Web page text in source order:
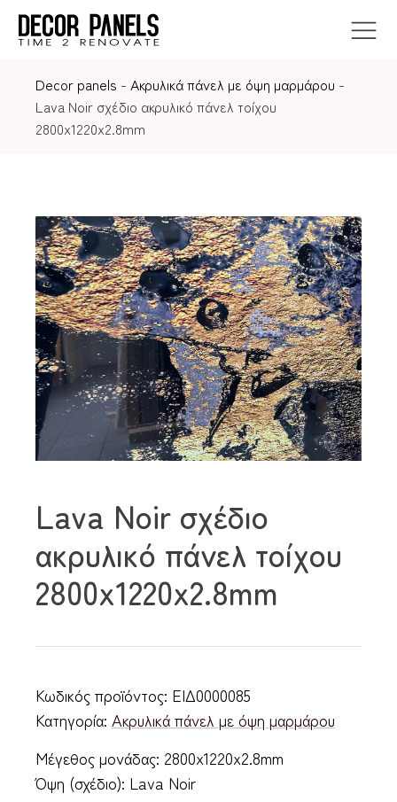
Decor panels - Ακρυλικά πάνελ με όψη μαρμάρου -
Lava Noir σχέδιο ακρυλικό πάνελ τοίχου
2800x1220x2.8mm
Lava Noir σχέδιο
ακρυλικό πάνελ τοίχου
2800x1220x2.8mm
Κωδικός προϊόντος: ΕΙΔ0000085
Κατηγορία: Ακρυλικά πάνελ με όψη μαρμάρου
Μέγεθος μονάδας: 2800x1220x2.8mm
Όψη (σχέδιο): Lava Noir